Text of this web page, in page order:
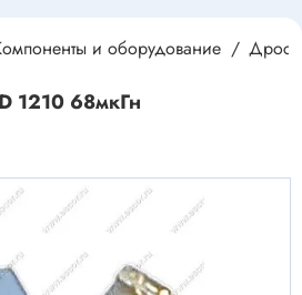
и оборудование
1210 68мкГн